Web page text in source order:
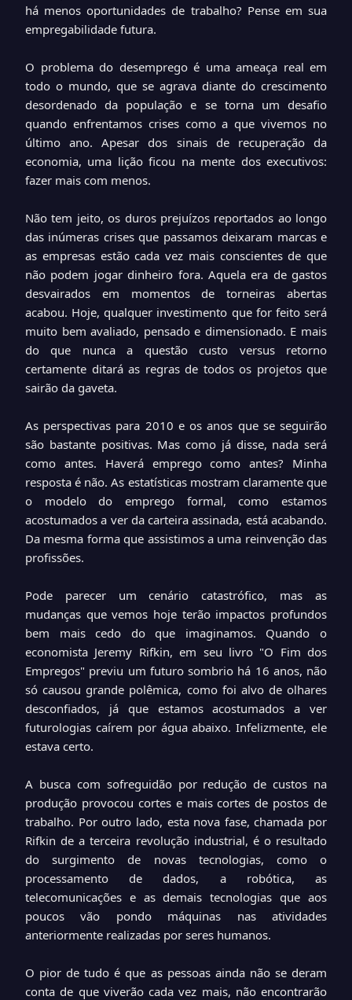
há menos oportunidades de trabalho? Pense em sua
empregabilidade futura.
O problema do desemprego é uma ameaça real em
todo o mundo, que se agrava diante do crescimento
desordenado da população e se torna um desafio
quando enfrentamos crises como a que vivemos no
último ano. Apesar dos sinais de recuperação da
economia, uma lição ficou na mente dos executivos:
fazer mais com menos.
Não tem jeito, os duros prejuízos reportados ao longo
das inúmeras crises que passamos deixaram marcas e
as empresas estão cada vez mais conscientes de que
não podem jogar dinheiro fora. Aquela era de gastos
desvairados em momentos de torneiras abertas
acabou. Hoje, qualquer investimento que for feito será
muito bem avaliado, pensado e dimensionado. E mais
do que nunca a questão custo versus retorno
certamente ditará as regras de todos os projetos que
sairão da gaveta.
As perspectivas para 2010 e os anos que se seguirão
são bastante positivas. Mas como já disse, nada será
como antes. Haverá emprego como antes? Minha
resposta é não. As estatísticas mostram claramente que
o modelo do emprego formal, como estamos
acostumados a ver da carteira assinada, está acabando.
Da mesma forma que assistimos a uma reinvenção das
profissões.
Pode parecer um cenário catastrófico, mas as
mudanças que vemos hoje terão impactos profundos
bem mais cedo do que imaginamos. Quando o
economista Jeremy Rifkin, em seu livro "O Fim dos
Empregos" previu um futuro sombrio há 16 anos, não
só causou grande polêmica, como foi alvo de olhares
desconfiados, já que estamos acostumados a ver
futurologias caírem por água abaixo. Infelizmente, ele
estava certo.
A busca com sofreguidão por redução de custos na
produção provocou cortes e mais cortes de postos de
trabalho. Por outro lado, esta nova fase, chamada por
Rifkin de a terceira revolução industrial, é o resultado
do surgimento de novas tecnologias, como o
processamento de dados, a robótica, as
telecomunicações e as demais tecnologias que aos
poucos vão pondo máquinas nas atividades
anteriormente realizadas por seres humanos.
O pior de tudo é que as pessoas ainda não se deram
conta de que viverão cada vez mais, não encontrarão